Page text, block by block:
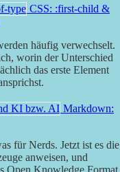
CSS: :first-child &
häufig verwechselt.
worin der Unterschied
das erste Element
Markdown:
für Nerds. Jetzt ist es die
anweisen, und
Open Knowledge Format